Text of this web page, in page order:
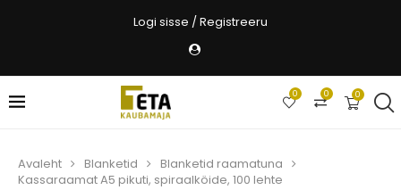
Logi sisse / Registreeru
0
0
0
Avaleht Blanketid
Blanketid raamatuna
Kassaraamat A5 pikuti, spiraalköide, 100 lehte